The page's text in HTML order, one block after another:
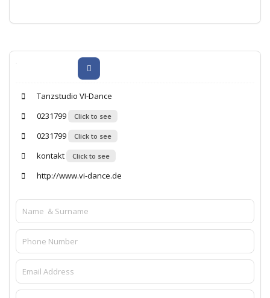
Tanzstudio VI-Dance
0231799
Click to see
0231799 Click to see
kontakt Click to see
http://www.vi-dance.de